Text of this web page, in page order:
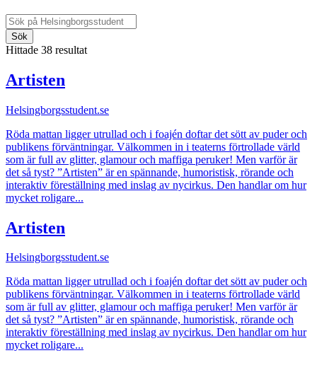
Sök
Hittade 38 resultat
Artisten
Helsingborgsstudent.se
Röda mattan ligger utrullad och i foajén doftar det sött av puder och
publikens förväntningar. Välkommen in i teaterns förtrollade värld
som är full av glitter, glamour och maffiga peruker! Men varför är
det så tyst? ”Artisten” är en spännande, humoristisk, rörande och
interaktiv föreställning med inslag av nycirkus. Den handlar om hur
mycket roligare...
Artisten
Helsingborgsstudent.se
Röda mattan ligger utrullad och i foajén doftar det sött av puder och
publikens förväntningar. Välkommen in i teaterns förtrollade värld
som är full av glitter, glamour och maffiga peruker! Men varför är
det så tyst? ”Artisten” är en spännande, humoristisk, rörande och
interaktiv föreställning med inslag av nycirkus. Den handlar om hur
mycket roligare...